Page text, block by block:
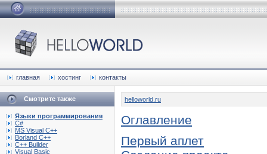
главная хостинг контакты
Смотрите также
Языки программирования
C#
MS Visual C++
Borland C++
C++ Builder
Visual Basic
helloworld.ru
Оглавление
Первый аплет